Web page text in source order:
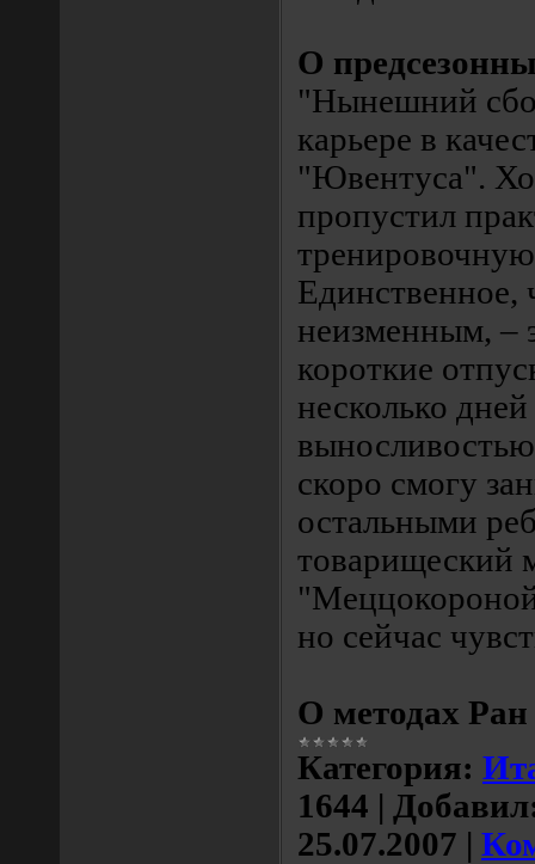
О
"Нынешний
карьере в
"Ювентуса".
пропустил
Единственное,
неизменным, –
короткие
несколько
скоро смогу
остальными
товарищеский
но сейчас
О методах Ран
Категория:
1644 |
25.07.2007 |